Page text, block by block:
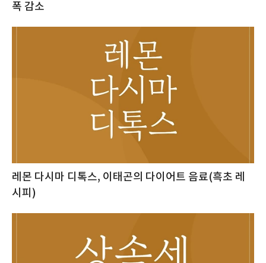
폭 감소
레몬 다시마 디톡스, 이태곤의 다이어트 음료(흑초 레
시피)